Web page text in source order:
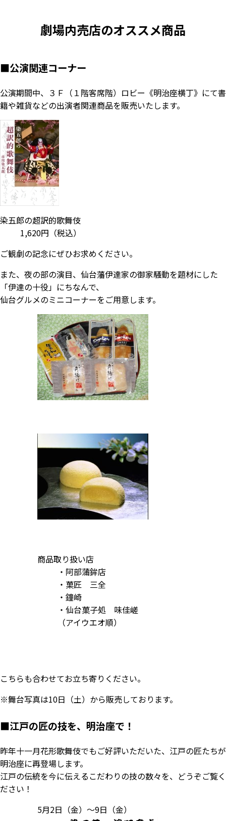
劇場内売店のオススメ商品
■公演関連コーナー
公演期間中、３Ｆ（１階客席階）ロビー《明治座横丁》にて書
籍や雑貨などの出演者関連商品を販売いたします。
染五郎の超訳的歌舞伎
1,620円 （税込）
ご観劇の記念にぜひお求めください。
また、夜の部の演目、仙台藩伊達家の御家騒動を題材にした
「伊達の十役」にちなんで、
仙台グルメのミニコーナーをご用意します。
商品取り扱い店
・阿部蒲鉾店
・菓匠 三全
・鐘崎
・仙台菓子処 味佳嵯
（アイウエオ順）
こちらも合わせてお立ち寄りください。
※舞台写真は10日（土）から販売しております。
■江戸の匠の技を、明治座で！
昨年十一月花形歌舞伎でもご好評いただいた、江戸の匠たちが
明治座に再登場します。
江戸の伝統を今に伝えるこだわりの技の数々を、どうぞご覧く
ださい！
5月2日（金）～9日（金）